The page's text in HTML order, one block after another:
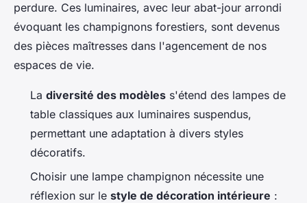
perdure. Ces luminaires, avec leur abat-jour arrondi
évoquant les champignons forestiers, sont devenus
des pièces maîtresses dans l'agencement de nos
espaces de vie.
La diversité des modèles s'étend des lampes de
table classiques aux luminaires suspendus,
permettant une adaptation à divers styles
décoratifs.
Choisir une lampe champignon nécessite une
réflexion sur le style de décoration intérieure :